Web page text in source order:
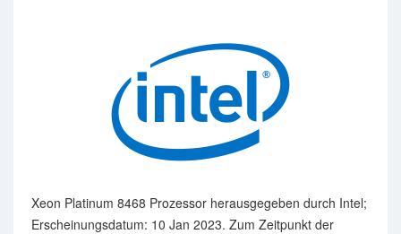
Xeon Platinum 8468 Prozessor herausgegeben durch Intel;
Erscheinungsdatum: 10 Jan 2023. Zum Zeitpunkt der